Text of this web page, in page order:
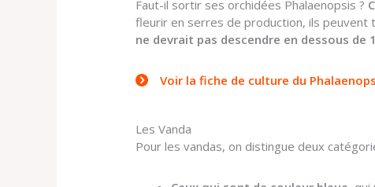
Faut-il sortir ses orchidées Phalaenopsis ?
fleurir en serres de production, ils
ne devrait pas descendre en dessous de
Voir la fiche de culture du
Les Vanda
Pour les vandas, on distingue deux